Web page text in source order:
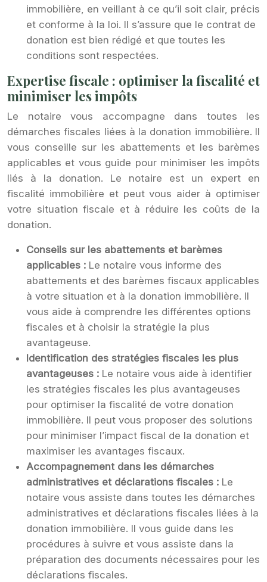
immobilière, en veillant à ce qu’il soit clair, précis
et conforme à la loi. Il s’assure que le contrat de
donation est bien rédigé et que toutes les
conditions sont respectées.
Expertise fiscale : optimiser la fiscalité et
minimiser les impôts
Le notaire vous accompagne dans toutes les
démarches fiscales liées à la donation immobilière. Il
vous conseille sur les abattements et les barèmes
applicables et vous guide pour minimiser les impôts
liés à la donation. Le notaire est un expert en
fiscalité immobilière et peut vous aider à optimiser
votre situation fiscale et à réduire les coûts de la
donation.
Conseils sur les abattements et barèmes
applicables : Le notaire vous informe des
abattements et des barèmes fiscaux applicables
à votre situation et à la donation immobilière. Il
vous aide à comprendre les différentes options
fiscales et à choisir la stratégie la plus
avantageuse.
Identification des stratégies fiscales les plus
avantageuses : Le notaire vous aide à identifier
les stratégies fiscales les plus avantageuses
pour optimiser la fiscalité de votre donation
immobilière. Il peut vous proposer des solutions
pour minimiser l’impact fiscal de la donation et
maximiser les avantages fiscaux.
Accompagnement dans les démarches
administratives et déclarations fiscales : Le
notaire vous assiste dans toutes les démarches
administratives et déclarations fiscales liées à la
donation immobilière. Il vous guide dans les
procédures à suivre et vous assiste dans la
préparation des documents nécessaires pour les
déclarations fiscales.